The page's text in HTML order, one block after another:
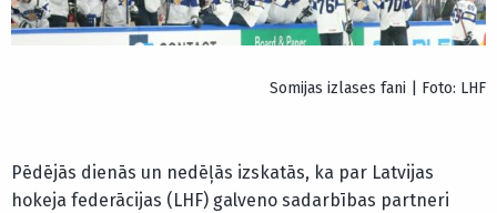
Somijas izlases fani | Foto: LHF
Pēdējās dienās un nedēļās izskatās, ka par Latvijas
hokeja federācijas (LHF) galveno sadarbības partneri